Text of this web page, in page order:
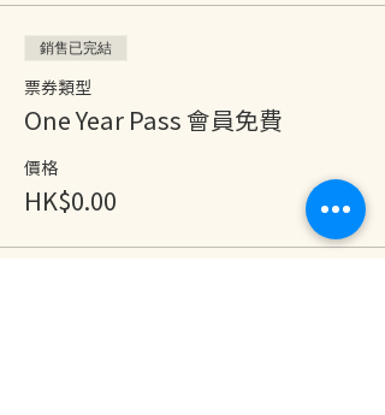
銷售已完結
票券類型
One Year Pass 會員免費
價格
HK$0.00